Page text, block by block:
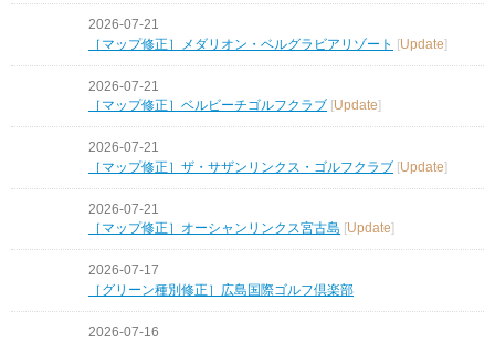
2026-07-21
［マップ修正］メダリオン・ベルグラビアリゾート
[Update]
2026-07-21
［マップ修正］ベルビーチゴルフクラブ [Update]
2026-07-21
［マップ修正］ザ・サザンリンクス・ゴルフクラブ [Update]
2026-07-21
［マップ修正］オーシャンリンクス宮古島 [Update]
2026-07-17
［グリーン種別修正］広島国際ゴルフ倶楽部
2026-07-16